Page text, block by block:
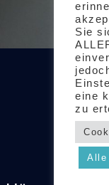
Sie
eine
zu
Alle